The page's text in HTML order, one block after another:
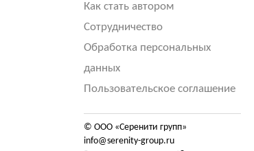
Как стать автором
Сотрудничество
Обработка персональных
данных
Пользовательское соглашение
© ООО «Серенити групп»
info@serenity-group.ru